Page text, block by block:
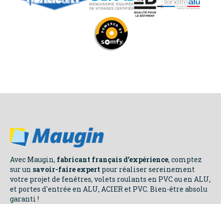
CONSEILS
NOS
Avec Maugin, fabricant français d’expérience, comptez
sur un savoir-faire expert pour réaliser sereinement
votre projet de fenêtres, volets roulants en PVC ou en ALU,
et portes d'entrée en ALU, ACIER et PVC. Bien-être absolu
garanti !